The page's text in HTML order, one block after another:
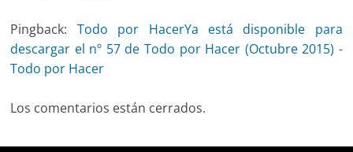
Pingback: Todo por HacerYa está disponible para
descargar el nº 57 de Todo por Hacer (Octubre 2015) -
Todo por Hacer
Los comentarios están cerrados.